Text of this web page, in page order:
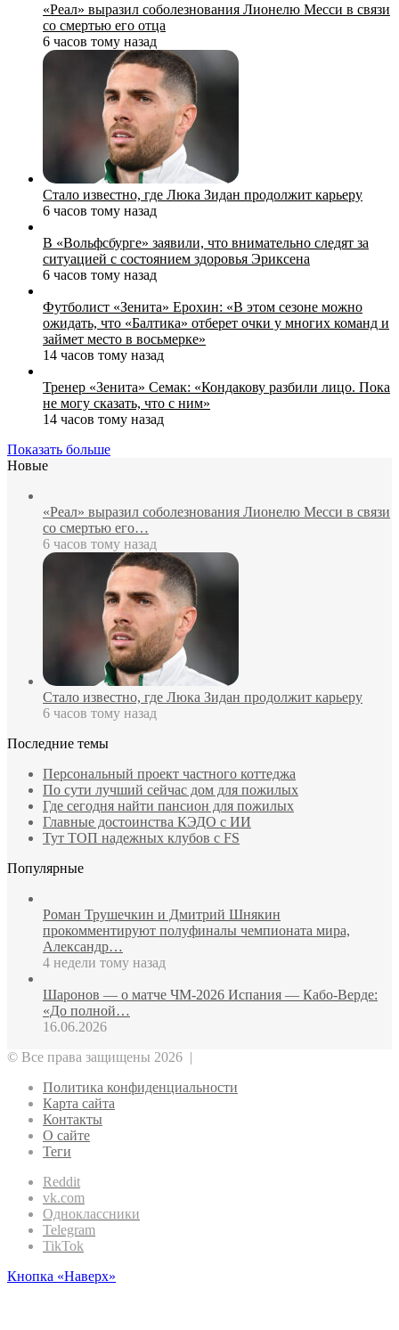
«Реал» выразил соболезнования Лионелю Месси в связи
со смертью его отца
6 часов тому назад
Стало известно, где Люка Зидан продолжит карьеру
6 часов тому назад
В «Вольфсбурге» заявили, что внимательно следят за
ситуацией с состоянием здоровья Эриксена
6 часов тому назад
Футболист «Зенита» Ерохин: «В этом сезоне можно
ожидать, что «Балтика» отберет очки у многих команд и
займет место в восьмерке»
14 часов тому назад
Тренер «Зенита» Семак: «Кондакову разбили лицо. Пока
не могу сказать, что с ним»
14 часов тому назад
Показать больше
Новые
«Реал» выразил соболезнования Лионелю Месси в связи
со смертью его…
6 часов тому назад
Стало известно, где Люка Зидан продолжит карьеру
6 часов тому назад
Последние темы
Персональный проект частного коттеджа
По сути лучший сейчас дом для пожилых
Где сегодня найти пансион для пожилых
Главные достоинства КЭДО с ИИ
Тут ТОП надежных клубов с FS
Популярные
Роман Трушечкин и Дмитрий Шнякин
прокомментируют полуфиналы чемпионата мира,
Александр…
4 недели тому назад
Шаронов — о матче ЧМ‑2026 Испания — Кабо‑Верде:
«До полной…
16.06.2026
© Все права защищены 2026 |
Политика конфиденциальности
Карта сайта
Контакты
О сайте
Теги
Reddit
vk.com
Одноклассники
Telegram
TikTok
Кнопка «Наверх»